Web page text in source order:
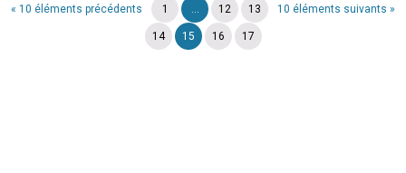
« 10 éléments précédents 10 éléments suivants »
1 ... 12 13
14 15 16 17